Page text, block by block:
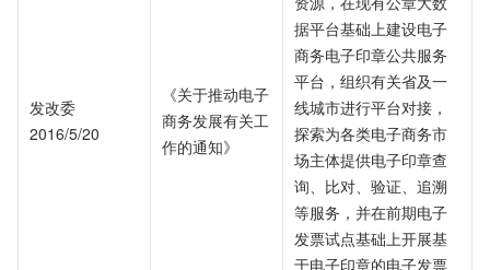
发改委
2016/5/20
《关于推动电子
商务发展有关工
作的通知》
据平台基础上建设电子
商务电子印章公共服务
平台，组织有关省及一
线城市进行平台对接，
探索为各类电子商务市
场主体提供电子印章查
询、比对、验证、追溯
等服务，并在前期电子
发票试点基础上开展基
于电子印章的电子发票